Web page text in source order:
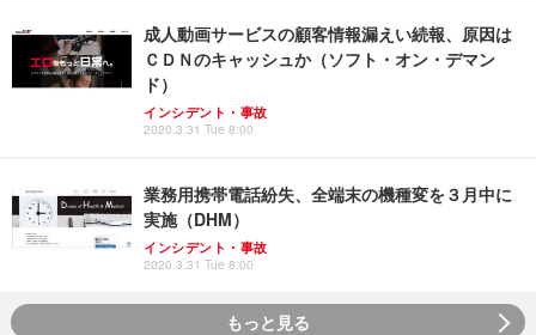
成人動画サービスの顧客情報漏えい続報、原因は
ＣＤＮのキャッシュか（ソフト・オン・デマン
ド）
インシデント・事故
2020.3.31 Tue 8:00
業務用携帯電話紛失、全端末の機種変を３月中に
実施（DHM）
インシデント・事故
2020.3.31 Tue 8:00
もっと見る